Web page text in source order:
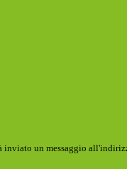
inviato un messaggio